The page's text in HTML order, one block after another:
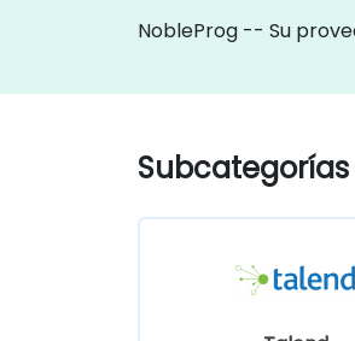
NobleProg -- Su